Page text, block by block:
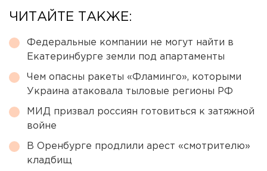
ЧИТАЙТЕ ТАКЖЕ:
Федеральные компании не могут найти в
Екатеринбурге земли под апартаменты
Чем опасны ракеты «Фламинго», которыми
Украина атаковала тыловые регионы РФ
МИД призвал россиян готовиться к затяжной
войне
В Оренбурге продлили арест «смотрителю»
кладбищ